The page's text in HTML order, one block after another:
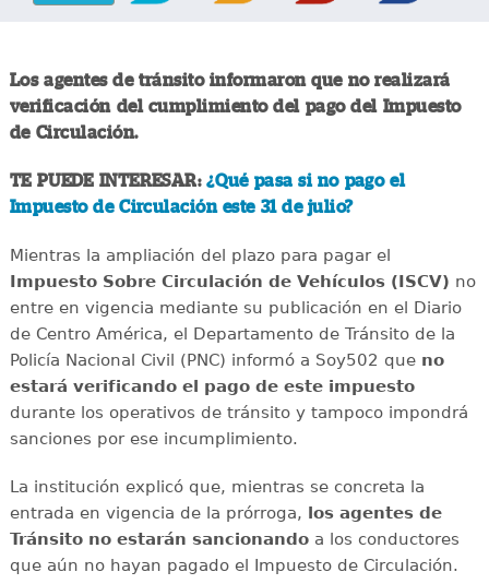
Los agentes de tránsito informaron que no realizará
verificación del cumplimiento del pago del Impuesto
de Circulación.
TE PUEDE INTERESAR:¿Qué pasa si no pago el
Impuesto de Circulación este 31 de julio?
Mientras la ampliación del plazo para pagar el
Impuesto Sobre Circulación de Vehículos (ISCV) no
entre en vigencia mediante su publicación en el Diario
de Centro América, el Departamento de Tránsito de la
Policía Nacional Civil (PNC) informó a Soy502 que no
estará verificando el pago de este impuesto
durante los operativos de tránsito y tampoco impondrá
sanciones por ese incumplimiento.
La institución explicó que, mientras se concreta la
entrada en vigencia de la prórroga, los agentes de
Tránsito no estarán sancionandoa los conductores
que aún no hayan pagado el Impuesto de Circulación.